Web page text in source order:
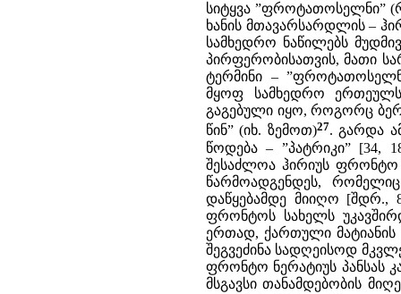
სიტყვა ”ფროტათოსელნი”
ხანის მთავარსარდლის –
სამხედრო ნაწილებს
პირფერობისათვის, მათი
ტერმინი –
მყოფ სამხედრო ერთეულს
გაგებული იყო, როგორც
წინ” (იხ. ზემოთ)27. გარდა
წოდება – ”პატრიკი” [34,
შესაძლოა ჰირიუს ფრონტო
წარმოადგენდეს,
დაწყებამდე მიიღო [შდრ.,
ფრონტოს სახელს
ერთად, ქართული მატიანის
შეგვეძინა სადღეისოდ
ფრონტო ნერატიუს პანსას
მსგავსი თანამდებობის